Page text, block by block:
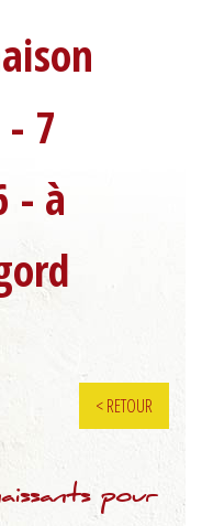
7
- à
< RETOUR
pour